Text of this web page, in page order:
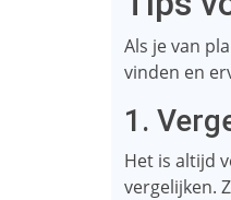
Als je van
vinden en
1.
Het is altijd
vergelijken.